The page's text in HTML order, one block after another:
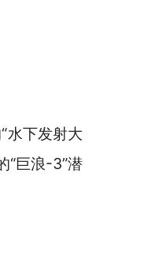
水下发射大
“巨浪-3”潜